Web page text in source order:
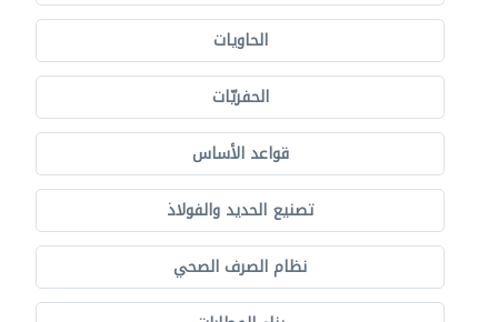
الحاويات
الحفريّات
قواعد الأساس
تصنيع الحديد والفولاذ
نظام الصرف الصحي